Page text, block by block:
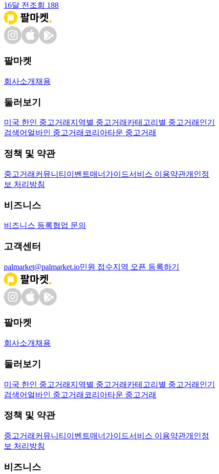
16달 전 조회 188
팔마켓
회사소개 채용
둘러보기
미국 한인 중고거래 지역별 중고거래 카테고리별 중고거래 인기
검색어 얼바인 중고거래 코리아타운 중고거래
정책 및 약관
중고거래 커뮤니티 이벤트매너가이드서비스 이용약관개인정
보 처리방침
비즈니스
비즈니스 등록협업 문의
고객센터
palmarket@palmarket.io민원 접수지역 오픈 등록하기
팔마켓
회사소개 채용
둘러보기
미국 한인 중고거래 지역별 중고거래 카테고리별 중고거래 인기
검색어 얼바인 중고거래 코리아타운 중고거래
정책 및 약관
중고거래 커뮤니티 이벤트매너가이드서비스 이용약관개인정
보 처리방침
비즈니스